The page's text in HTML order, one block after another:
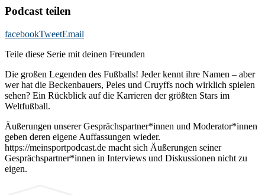
Podcast teilen
facebookTweetEmail
Teile diese Serie mit deinen Freunden
Die großen Legenden des Fußballs! Jeder kennt ihre Namen – aber
wer hat die Beckenbauers, Peles und Cruyffs noch wirklich spielen
sehen? Ein Rückblick auf die Karrieren der größten Stars im
Weltfußball.
Äußerungen unserer Gesprächspartner*innen und Moderator*innen
geben deren eigene Auffassungen wieder.
https://meinsportpodcast.de macht sich Äußerungen seiner
Gesprächspartner*innen in Interviews und Diskussionen nicht zu
eigen.